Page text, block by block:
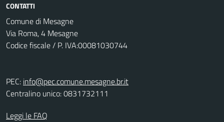
CONTATTI
Comune di Mesagne
Via Roma, 4 Mesagne
Codice fiscale / P. IVA:00081030744
PEC: info@pec.comune.mesagne.br.it
Centralino unico: 0831732111
Leggi le FAQ